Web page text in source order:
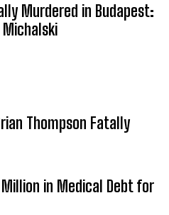
Murdered in Budapest:
Michalski
Thompson Fatally
in Medical Debt for